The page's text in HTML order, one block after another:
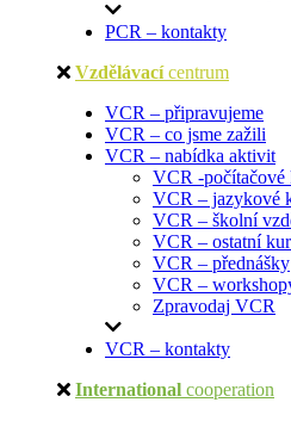
PCR – kontakty
Vzdělávací centrum
VCR – připravujeme
VCR – co jsme zažili
VCR – nabídka aktivit
VCR -počítačové
VCR – jazykové
VCR – školní
VCR – ostatní
VCR – přednášky
VCR –
Zpravodaj VCR
VCR – kontakty
International cooperation